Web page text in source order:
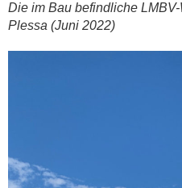
Die im Bau befind­li­che
Ples­sa (Juni 2022)